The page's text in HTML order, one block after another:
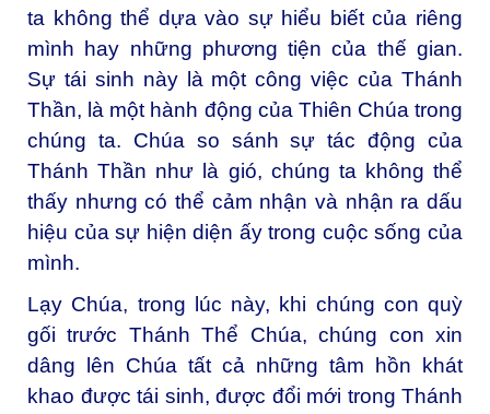
ta không thể dựa vào sự hiểu biết của riêng
mình hay những phương tiện của thế gian.
Sự tái sinh này là một công việc của Thánh
Thần, là một hành động của Thiên Chúa trong
chúng ta. Chúa so sánh sự tác động của
Thánh Thần như là gió, chúng ta không thể
thấy nhưng có thể cảm nhận và nhận ra dấu
hiệu của sự hiện diện ấy trong cuộc sống của
mình.
Lạy Chúa, trong lúc này, khi chúng con quỳ
gối trước Thánh Thể Chúa, chúng con xin
dâng lên Chúa tất cả những tâm hồn khát
khao được tái sinh, được đổi mới trong Thánh